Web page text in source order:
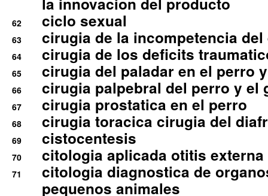
62 ciclo sexual
63 cirugia de la incompetencia
64 cirugia de los deficits
65 cirugia del paladar en el perro
66 cirugia palpebral del perro y el
67 cirugia prostatica en el perro
68 cirugia toracica cirugia del
69 cistocentesis
70 citologia aplicada otitis externa
71
citologia diagnostica de
pequenos animales